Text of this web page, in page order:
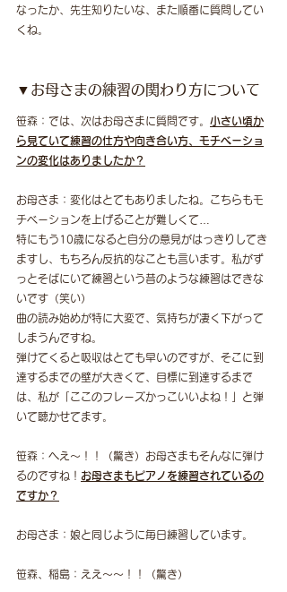
なったか、先生知りたいな、また順番に質問してい
くね。
▼お母さまの練習の関わり方について
笹森：では、次はお母さまに質問です。 小さい頃か
ら見ていて練習の仕方や向き合い方、モチベーショ
ンの変化はありましたか？
お母さま：変化はとてもありましたね。こちらもモ
チベーションを上げることが難しくて…
特にもう10歳になると自分の意見がはっきりしてき
ますし、もちろん反抗的なことも言います。私がず
っとそばにいて練習という昔のような練習はできな
いです（笑い）
曲の読み始めが特に大変で、気持ちが凄く下がって
しまうんですね。
弾けてくると吸収はとても早いのですが、そこに到
達するまでの壁が大きくて、目標に到達するまで
は、私が「ここのフレーズかっこいいよね！」と弾
いて聴かせてます。
笹森：へえ〜！！（驚き）お母さまもそんなに弾け
るのですね！ お母さまもピアノを練習されているの
ですか？
お母さま：娘と同じように毎日練習しています。
笹森、稲島：ええ〜〜！！（驚き）